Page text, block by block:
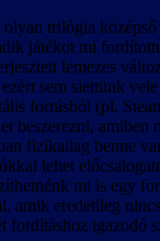
olyan trilógia
játékot mi
lemezes
sem siettünk
forrásból (pl.
beszerezni, amiben
fizikailag benne
lehet
mi is egy
amik eredetileg
fordításhoz igazodó